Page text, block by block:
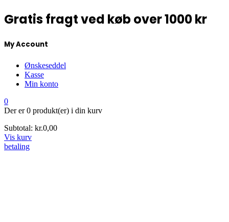
Gratis fragt ved køb over 1000 kr
My Account
Ønskeseddel
Kasse
Min konto
0
Der er0 produkt(er) i din kurv
Subtotal: kr.0,00
Vis kurv
betaling